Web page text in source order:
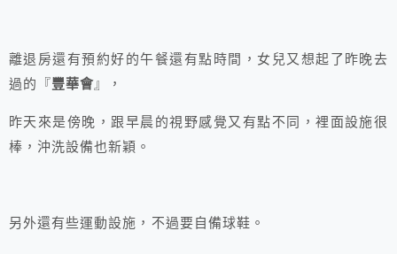
離退房還有預約好的午餐還有點時間，女兒又想起了昨晚去
過的『豐華會』，
昨天來是傍晚，跟早晨的視野感覺又有點不同，裡面設施很
棒，沖洗設備也新穎。
另外還有些運動設施，不過要自備球鞋。